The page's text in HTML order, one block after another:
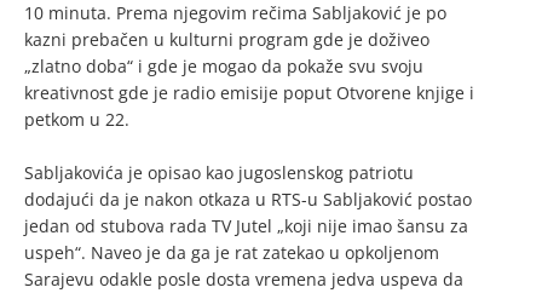
10 minuta. Prema njegovim rečima Sabljaković je po
kazni prebačen u kulturni program gde je doživeo
„zlatno doba“ i gde je mogao da pokaže svu svoju
kreativnost gde je radio emisije poput Otvorene knjige i
petkom u 22.
Sabljakovića je opisao kao jugoslenskog patriotu
dodajući da je nakon otkaza u RTS-u Sabljaković postao
jedan od stubova rada TV Jutel „koji nije imao šansu za
uspeh“. Naveo je da ga je rat zatekao u opkoljenom
Sarajevu odakle posle dosta vremena jedva uspeva da